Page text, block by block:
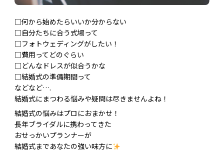
□何から始めたらいいか分からない
□自分たちに合う式場って
□フォトウェディングがしたい！
□費用ってどのぐらい
□どんなドレスが似合うかな
□結婚式の準備期間って
などなど….
結婚式にまつわる悩みや疑問は尽きませんよね！
結婚式の悩みはプロにおまかせ！
長年ブライダルに携わってきた
おせっかいプランナーが
結婚式まであなたの強い味方に